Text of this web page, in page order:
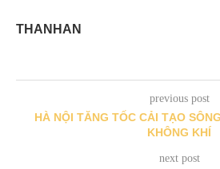
THANHAN
previous post
HÀ NỘI TĂNG TỐC CẢI TẠO
KHÔNG KHÍ
next post